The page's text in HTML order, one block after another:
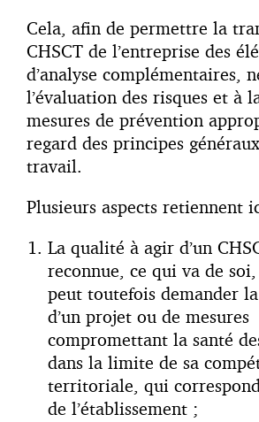
Cela, afin de permettre la
CHSCT de l’entreprise des
d’analyse complémentaires,
l’évaluation des risques et à
mesures de prévention
regard des principes
travail.
Plusieurs aspects retiennent
La qualité à agir d’un
reconnue, ce qui va de
peut toutefois demander
d’un projet ou de mesures
compromettant la santé
dans la limite de sa
territoriale, qui
de l’établissement ;